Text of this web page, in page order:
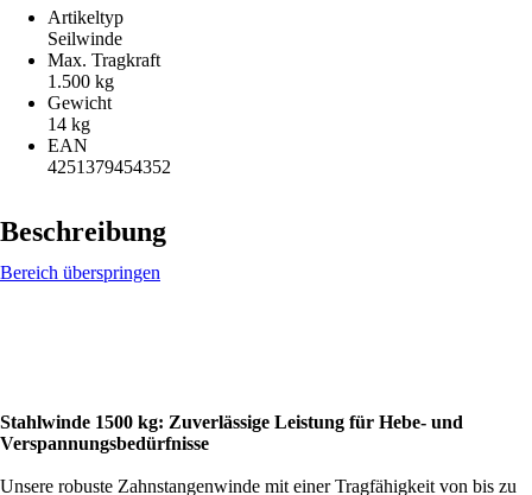
Artikeltyp
Seilwinde
Max. Tragkraft
1.500 kg
Gewicht
14 kg
EAN
4251379454352
Beschreibung
Bereich überspringen
Stahlwinde 1500 kg: Zuverlässige Leistung für Hebe- und
Verspannungsbedürfnisse
Unsere robuste Zahnstangenwinde mit einer Tragfähigkeit von bis zu